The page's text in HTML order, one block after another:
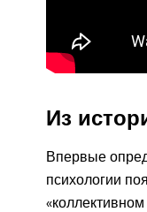
Из
Впервые
психологии